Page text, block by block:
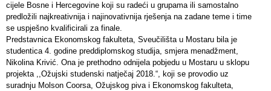
cijele Bosne i Hercegovine koji su radeći u grupama ili samostalno
predložili najkreativnija i najinovativnija rješenja na zadane teme i time
se uspješno kvalificirali za finale.
Predstavnica Ekonomskog fakulteta, Sveučilišta u Mostaru bila je
studentica 4. godine preddiplomskog studija, smjera menadžment,
Nikolina Krivić. Ona je prethodno odnijela pobjedu u Mostaru u sklopu
projekta ,,Ožujski studenski natječaj 2018.“, koji se provodio uz
suradnju Molson Coorsa, Ožujskog piva i Ekonomskog fakulteta,